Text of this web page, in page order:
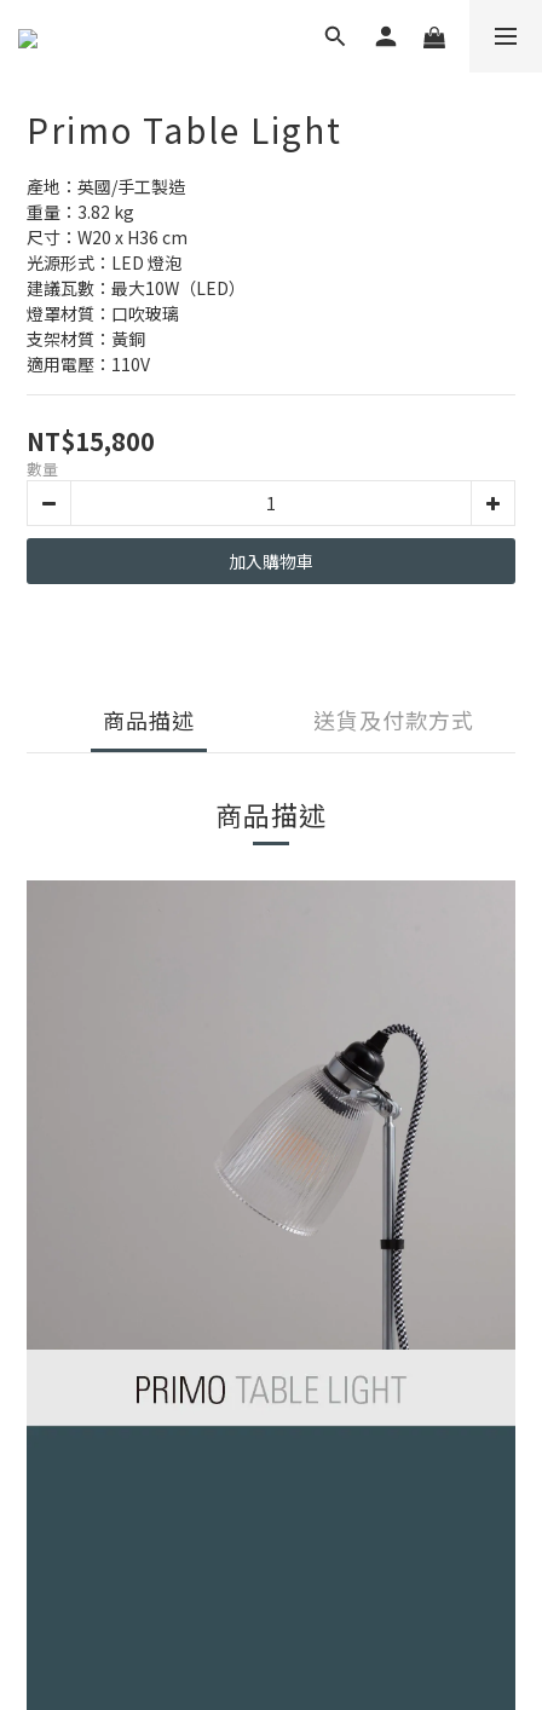
Primo Table Light
產地：英國/手工製造
重量：3.82 kg
尺寸：W20 x H36 cm
光源形式：LED 燈泡
建議瓦數：最大10W（LED）
燈罩材質：口吹玻璃
支架材質：黃銅
適用電壓：110V
NT$15,800
數量
加入購物車
商品描述 送貨及付款方式
商品描述